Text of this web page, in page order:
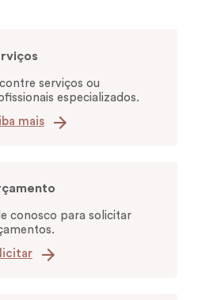
serviços ou
especializados.
mais
conosco para solicitar